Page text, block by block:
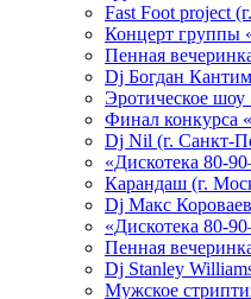
Fast Foot project
Концерт группы
Пенная
Dj Богдан
Эротическое
Финал конкурса
Dj Nil (г. Санкт-
«Дискотека 80-
Карандаш (г.
Dj Макс
«Дискотека 80-
Пенная
Dj Stanley
Мужское